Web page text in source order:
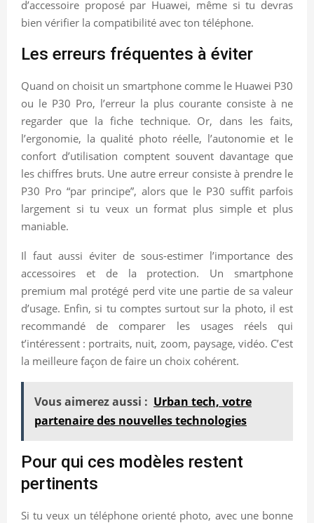
d’accessoire proposé par Huawei, même si tu devras
bien vérifier la compatibilité avec ton téléphone.
Les erreurs fréquentes à éviter
Quand on choisit un smartphone comme le Huawei P30
ou le P30 Pro, l’erreur la plus courante consiste à ne
regarder que la fiche technique. Or, dans les faits,
l’ergonomie, la qualité photo réelle, l’autonomie et le
confort d’utilisation comptent souvent davantage que
les chiffres bruts. Une autre erreur consiste à prendre le
P30 Pro “par principe”, alors que le P30 suffit parfois
largement si tu veux un format plus simple et plus
maniable.
Il faut aussi éviter de sous-estimer l’importance des
accessoires et de la protection. Un smartphone
premium mal protégé perd vite une partie de sa valeur
d’usage. Enfin, si tu comptes surtout sur la photo, il est
recommandé de comparer les usages réels qui
t’intéressent : portraits, nuit, zoom, paysage, vidéo. C’est
la meilleure façon de faire un choix cohérent.
Vous aimerez aussi : Urban tech, votre
partenaire des nouvelles technologies
Pour qui ces modèles restent
pertinents
Si tu veux un téléphone orienté photo, avec une bonne